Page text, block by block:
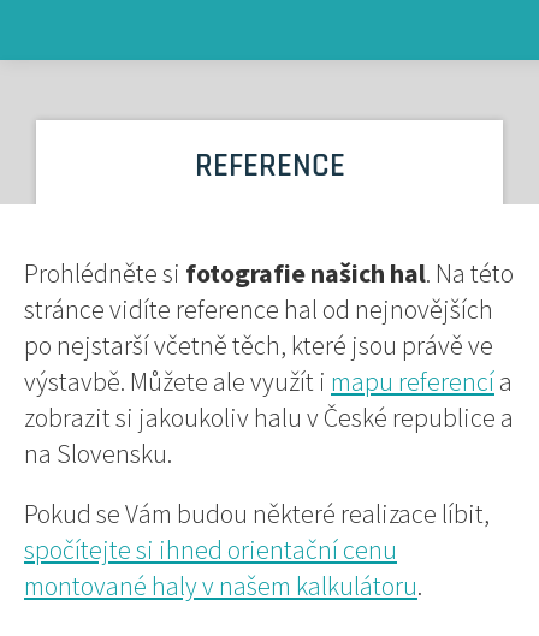
REFERENCE
Prohlédněte si fotografie našich hal. Na této
stránce vidíte reference hal od nejnovějších
po nejstarší včetně těch, které jsou právě ve
výstavbě. Můžete ale využít i mapu referencía
zobrazit si jakoukoliv halu v České republice a
na Slovensku.
Pokud se Vám budou některé realizace líbit,
spočítejte si ihned orientační cenu
montované haly v našem kalkulátoru.